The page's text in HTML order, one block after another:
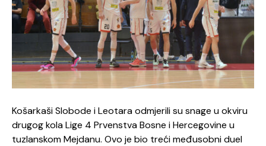
Košarkaši Slobode i Leotara odmjerili su snage u okviru
drugog kola Lige 4 Prvenstva Bosne i Hercegovine u
tuzlanskom Mejdanu. Ovo je bio treći međusobni duel